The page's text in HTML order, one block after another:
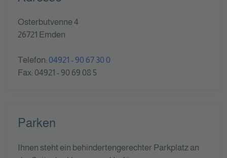
Osterbutvenne 4
26721 Emden
Telefon: 04921 - 90 67 30 0
Fax: 04921 - 90 69 08 5
Parken
Ihnen steht ein behindertengerechter Parkplatz an